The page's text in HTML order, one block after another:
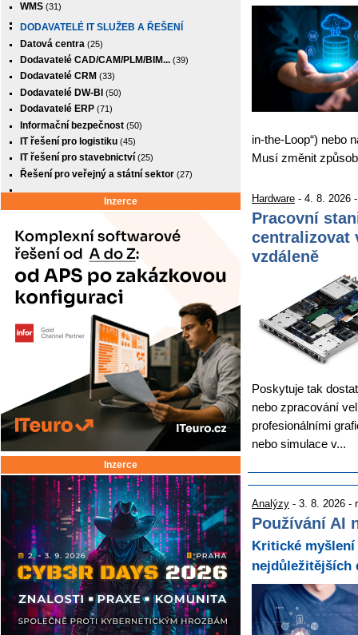
WMS (31)
DODAVATELÉ IT SLUŽEB A ŘEŠENÍ
Datová centra (25)
Dodavatelé CAD/CAM/PLM/BIM... (39)
Dodavatelé CRM (33)
Dodavatelé DW-BI (50)
Dodavatelé ERP (71)
Informační bezpečnost (50)
IT řešení pro logistiku (45)
IT řešení pro stavebnictví (25)
Řešení pro veřejný a státní sektor (27)
Inzerce
Inzerce
in-the-Loop“) nebo
Musí změnit
Hardware - 4. 8. 2026
Pracovní
centralizovat
vzdáleně
Poskytuje tak
nebo zpracování
profesionálními
nebo simulace v...
Analýzy - 3. 8. 2026 -
Používání AI
Kritické
nejdůležitějších